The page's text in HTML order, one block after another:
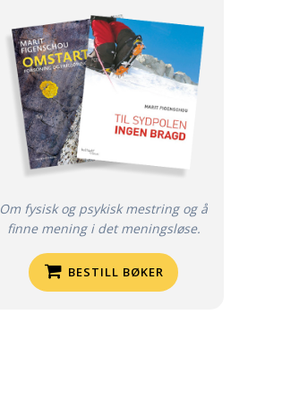
Om fysisk og psykisk mestring og å
finne mening i det meningsløse.
BESTILL BØKER